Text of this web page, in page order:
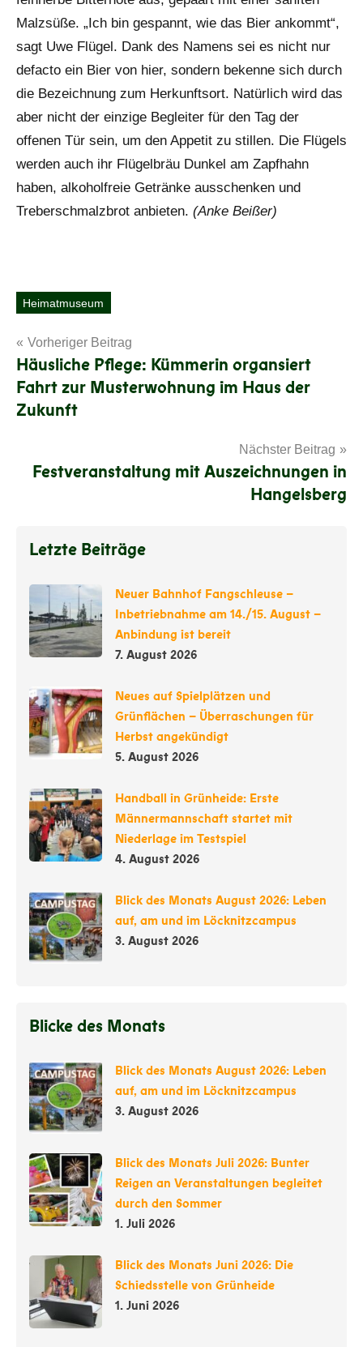
Malzsüße. „Ich bin gespannt, wie das Bier ankommt“,
sagt Uwe Flügel. Dank des Namens sei es nicht nur
defacto ein Bier von hier, sondern bekenne sich durch
die Bezeichnung zum Herkunftsort. Natürlich wird das
aber nicht der einzige Begleiter für den Tag der
offenen Tür sein, um den Appetit zu stillen. Die Flügels
werden auch ihr Flügelbräu Dunkel am Zapfhahn
haben, alkoholfreie Getränke ausschenken und
Treberschmalzbrot anbieten. (Anke Beißer)
Schlagwörter
Heimatmuseum
Beitragsnavigation
Vorheriger Beitrag
Häusliche Pflege: Kümmerin organsiert
Fahrt zur Musterwohnung im Haus der
Zukunft
Nächster Beitrag
Festveranstaltung mit Auszeichnungen in
Hangelsberg
Letzte Beiträge
Neuer Bahnhof Fangschleuse –
Inbetriebnahme am 14./15. August –
Anbindung ist bereit
7. August 2026
Neues auf Spielplätzen und
Grünflächen – Überraschungen für
Herbst angekündigt
5. August 2026
Handball in Grünheide: Erste
Männermannschaft startet mit
Niederlage im Testspiel
4. August 2026
Blick des Monats August 2026: Leben
auf, am und im Löcknitzcampus
3. August 2026
Blicke des Monats
Blick des Monats August 2026: Leben
auf, am und im Löcknitzcampus
3. August 2026
Blick des Monats Juli 2026: Bunter
Reigen an Veranstaltungen begleitet
durch den Sommer
1. Juli 2026
Blick des Monats Juni 2026: Die
Schiedsstelle von Grünheide
1. Juni 2026